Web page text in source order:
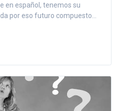
en español, tenemos su
por eso futuro compuesto...